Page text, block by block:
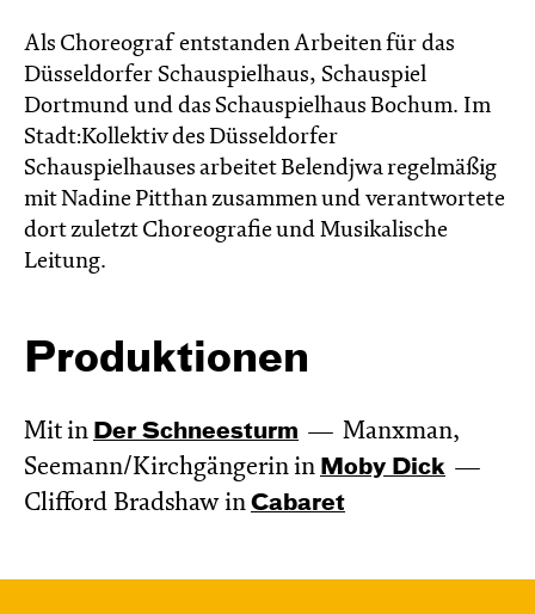
Als Choreograf entstanden Arbeiten für das
Düsseldorfer Schauspielhaus, Schauspiel
Dortmund und das Schauspielhaus Bochum. Im
Stadt:Kollektiv des Düsseldorfer
Schauspielhauses arbeitet Belendjwa regelmäßig
mit Nadine Pitthan zusammen und verantwortete
dort zuletzt Choreografie und Musikalische
Leitung.
Produktionen
Mit in Der Schnee­sturm
Manxman,
Seemann/Kirchgängerin in Moby Dick
Clifford Bradshaw in Cabaret